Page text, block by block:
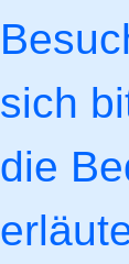
sich
die